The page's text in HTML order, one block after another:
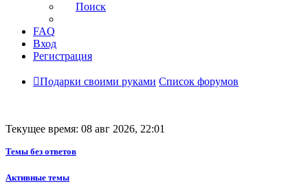
Поиск
FAQ
Вход
Регистрация
Подарки своими руками Список форумов
Текущее время: 08 авг 2026, 22:01
Темы без ответов
Активные темы